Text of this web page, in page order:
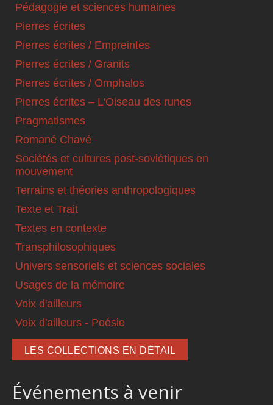
Pédagogie et sciences humaines
Pierres écrites
Pierres écrites / Empreintes
Pierres écrites / Granits
Pierres écrites / Omphalos
Pierres écrites – L'Oiseau des runes
Pragmatismes
Romané Chavé
Sociétés et cultures post-soviétiques en
mouvement
Terrains et théories anthropologiques
Texte et Trait
Textes en contexte
Transphilosophiques
Univers sensoriels et sciences sociales
Usages de la mémoire
Voix d'ailleurs
Voix d'ailleurs - Poésie
LES COLLECTIONS EN DÉTAIL
Événements à venir